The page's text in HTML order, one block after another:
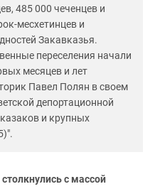
485 000 чеченцев и
месхетинцев и
Закавказья.
переселения начали
месяцев и лет
Павел Полян в своем
депортационной
и крупных
с массой